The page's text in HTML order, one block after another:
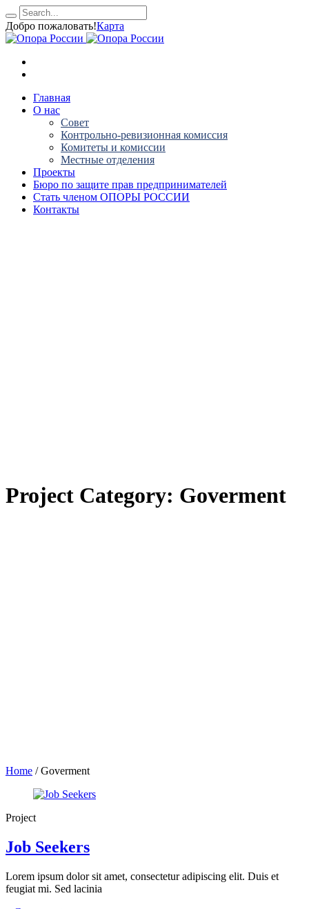
Добро пожаловать!Карта
Главная
О нас
Совет
Контрольно-ревизионная комиссия
Комитеты и комиссии
Местные отделения
Проекты
Бюро по защите прав предпринимателей
Стать членом ОПОРЫ РОССИИ
Контакты
Project Category: Goverment
Home /Goverment
Project
Job Seekers
Lorem ipsum dolor sit amet, consectetur adipiscing elit. Duis et
feugiat mi. Sed lacinia